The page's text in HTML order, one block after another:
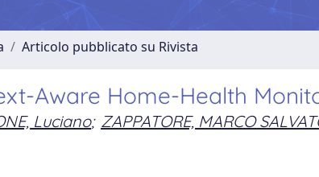
Articolo pubblicato su Rivista
Aware Home-Health
Luciano; ZAPPATORE, MARCO